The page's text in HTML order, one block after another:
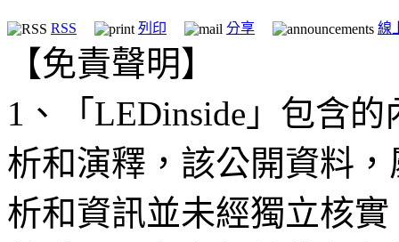
RSS 列印 分享 線
【免責聲明】
1、「LEDinside」包含
析和演釋，該公開資料
析和資訊並未經獨立核